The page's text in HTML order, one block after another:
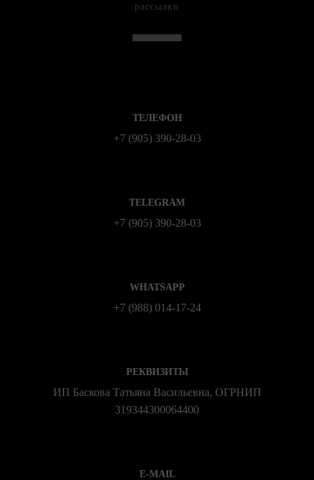
рассылки
ТЕЛЕФОН
+7 (905) 390-28-03
TELEGRAM
+7 (905) 390-28-03
WHATSAPP
+7 (988) 014‑17‑24
РЕКВИЗИТЫ
ИП Баскова Татьяна Васильевна, ОГРНИП
319344300064400
E-MAIL